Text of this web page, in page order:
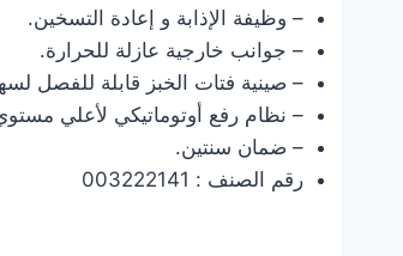
– وظيفة الإذابة و إعادة التسخين.
– جوانب خارجية عازلة للحرارة.
– صينية فتات الخبز قابلة للفصل
– نظام رفع أوتوماتيكي لأعلي
– ضمان سنتين.
رقم الصنف : 003222141